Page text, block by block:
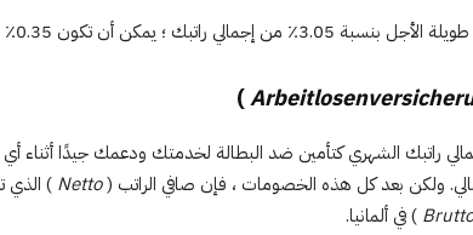
؛ يمكن أن تكون 0.35٪ إذا لم يكن لديك أطفال.
)
من إجمالي راتبك الشهري كتأمين ضد البطالة لخدمتك ودعمك جيدًا
ولكن بعد كل هذه الخصومات ، فإن صافي الراتب (Netto
Brutto ) في ألمانيا.